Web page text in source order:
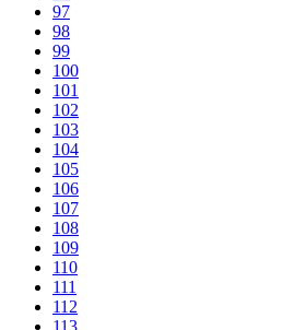
97
98
99
100
101
102
103
104
105
106
107
108
109
110
111
112
113